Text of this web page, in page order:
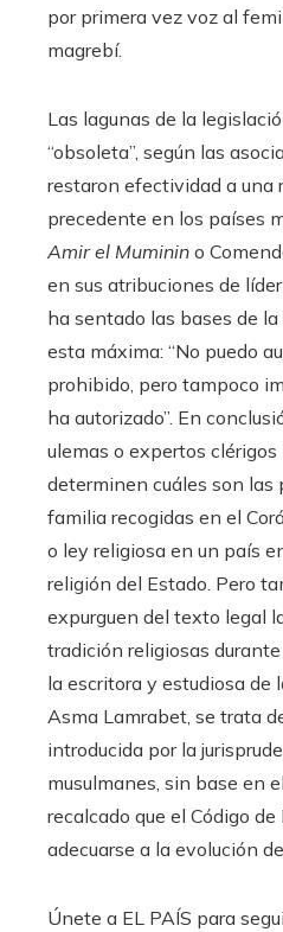
por primera vez voz al
magrebí.
Las lagunas de la
“obsoleta”, según las
restaron efectividad a una
precedente en los países
Amir el Muminin o
en sus atribuciones de
ha sentado las bases de
esta máxima: “No puedo
prohibido, pero tampoco
ha autorizado”. En
ulemas o expertos clérigos
determinen cuáles son las
familia recogidas en el
o ley religiosa en un país
religión del Estado. Pero
expurguen del texto legal
tradición religiosas
la escritora y estudiosa de
Asma Lamrabet, se trata
introducida por la
musulmanes, sin base en
recalcado que el Código de
adecuarse a la evolución
Únete a EL PAÍS para